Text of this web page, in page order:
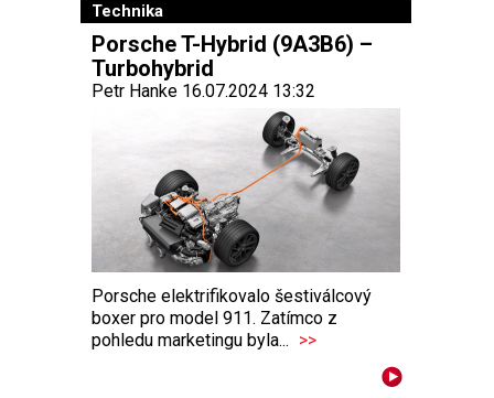
Technika
Porsche T-Hybrid (9A3B6) –
Turbohybrid
Petr Hanke 16.07.2024 13:32
Porsche elektrifikovalo šestiválcový
boxer pro model 911. Zatímco z
pohledu marketingu byla... >>